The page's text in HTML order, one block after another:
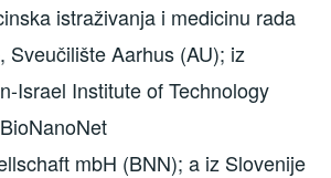
istraživanja i medicinu rada
Sveučilište Aarhus (AU); iz
Israel Institute of Technology
mbH (BNN); a iz Slovenije